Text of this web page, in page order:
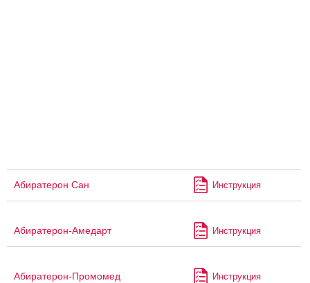
Абиратерон Сан Инструкция
Абиратерон-Амедарт Инструкция
Абиратерон-Промомед Инструкция